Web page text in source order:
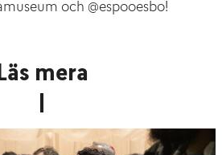
och @espooesbo!
mera